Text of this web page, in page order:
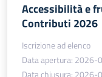
Accessibilità e
Contributi 2026
Iscrizione ad elenco
Data apertura:
Data chiusura: